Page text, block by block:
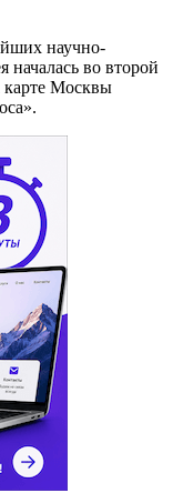
научно-
началась во второй
карте Москвы